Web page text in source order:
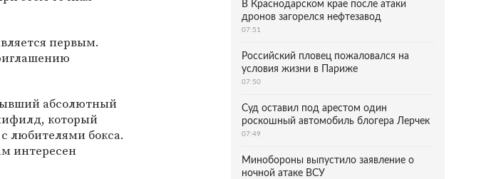
первым.
абсолютный
который
любителями бокса.
интересен
В Краснодарском крае после атаки
дронов загорелся нефтезавод
07:51
Российский пловец пожаловался на
условия жизни в Париже
07:50
Суд оставил под арестом один
роскошный автомобиль блогера Лерчек
07:49
Минобороны выпустило заявление о
ночной атаке ВСУ